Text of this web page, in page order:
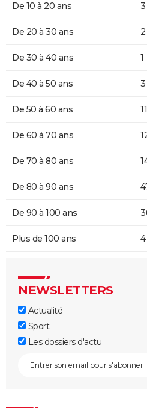
De 10 à 20 ans 3
De 20 à 30 ans 2
De 30 à 40 ans 1
De 40 à 50 ans 3
De 50 à 60 ans 11
De 60 à 70 ans
De 70 à 80 ans
De 80 à 90 ans
De 90 à 100 ans
Plus de 100 ans 4
NEWSLETTERS
Actualité
Sport
Les dossiers d'actu